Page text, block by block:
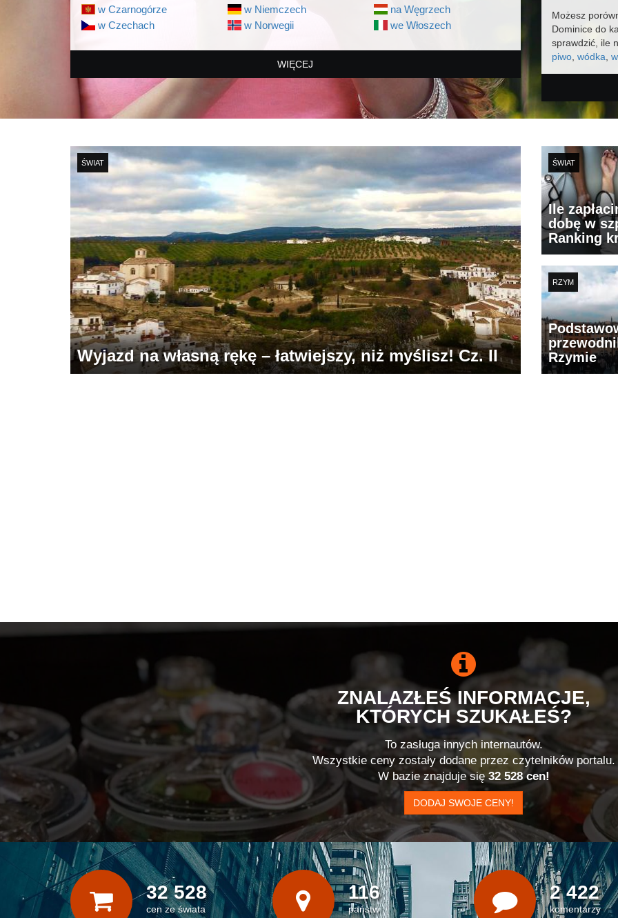
w Czarnogórze
w Czechach
w Niemczech
w Norwegii
na Węgrzech
we Włoszech
WIĘCEJ
Możesz
Dominice do
sprawdzić, ile
piwo, wódka
ŚWIAT
Wyjazd na własną rękę – łatwiejszy, niż myślisz! Cz. II
ŚWIAT
Ile
dobę w
Ranking
RZYM
Rzymie
ZNALAZŁEŚ INFORMACJE,
KTÓRYCH SZUKAŁEŚ?
To zasługa innych internautów.
Wszystkie ceny zostały dodane przez czytelników portalu.
W bazie znajduje się32 528 cen!
DODAJ SWOJE CENY!
32 528
cen ze świata
116
państw
2 422
komentarzy